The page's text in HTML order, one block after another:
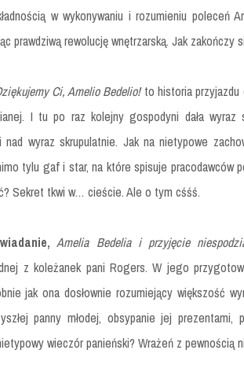
w wykonywaniu i rozumieniu poleceń
prawdziwą rewolucję wnętrzarską. Jak zakończy
Ci, Amelio Bedelio!to historia przyjazdu
I tu po raz kolejny gospodyni dała wyraz
nad wyraz skrupulatnie. Jak na nietypowe
tylu gaf i star, na które spisuje pracodawców
Sekret tkwi w… cieście. Ale o tym cśśś.
Amelia Bedelia i przyjęcie
z koleżanek pani Rogers. W jego
jak ona dosłownie rozumiejący większość
panny młodej, obsypanie jej prezentami,
wieczór panieński? Wrażeń z pewnością